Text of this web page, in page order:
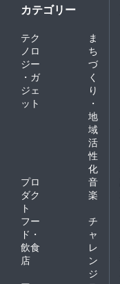
カテゴリー
テク
ノロ
ジー
・ガ
ジェ
ット
ま
ち
づ
く
り
・
地
域
活
性
化
プロ
ダク
ト
音
楽
フー
ド・
飲食
店
チ
ャ
レ
ン
ジ